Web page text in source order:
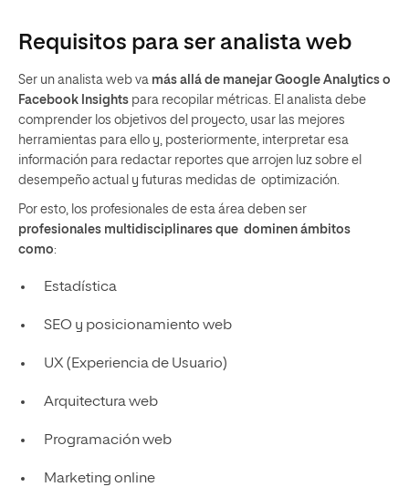
Requisitos para ser analista web
Ser un analista web va más allá de manejar Google Analytics o
Facebook Insights para recopilar métricas. El analista debe
comprender los objetivos del proyecto, usar las mejores
herramientas para ello y, posteriormente, interpretar esa
información para redactar reportes que arrojen luz sobre el
desempeño actual y futuras medidas de optimización.
Por esto, los profesionales de esta área deben ser
profesionales multidisciplinares que dominen ámbitos
como:
Estadística
SEO y posicionamiento web
UX (Experiencia de Usuario)
Arquitectura web
Programación web
Marketing online